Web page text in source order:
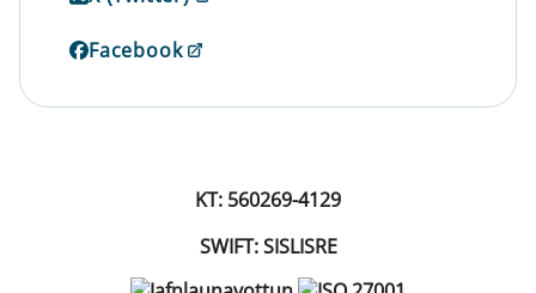
Facebook
KT: 560269-4129
SWIFT: SISLISRE